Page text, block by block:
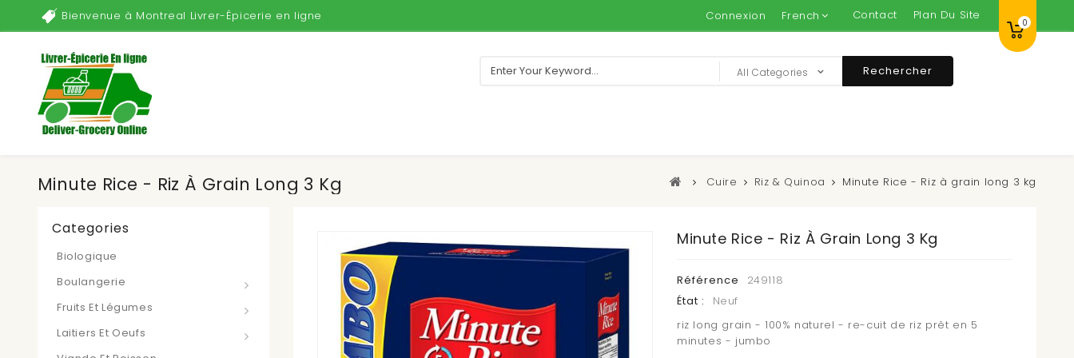
Contact Plan Du Site
French
Bienvenue à Montreal Livrer-Épicerie en ligne Connexion 0
All Categories Rechercher
Minute Rice - Riz À Grain Long 3 Kg Cuire Riz & Quinoa Minute Rice - Riz à grain long 3 kg
Categories
Biologique
Boulangerie
Fruits Et Légumes
Laitiers Et Oeufs
Minute Rice - Riz À Grain Long 3 Kg
Référence
249118
État :
Neuf
riz long grain - 100% naturel - re-cuit de riz prêt en 5
minutes - jumbo